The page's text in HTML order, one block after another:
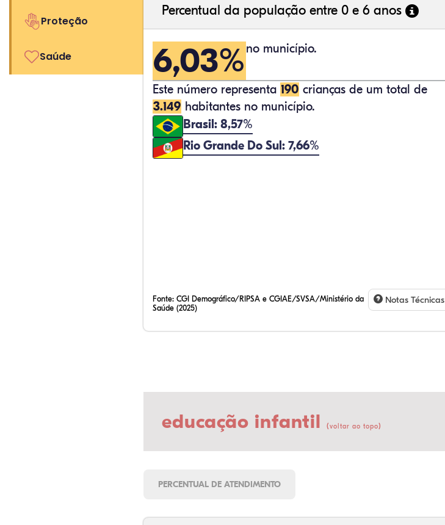
Proteção
Saúde
Percentual da população entre 0 e 6 anos
6,03% no município.
Este número representa 190 crianças de um total de
3.149 habitantes no município.
Brasil: 8,57%
Rio Grande Do Sul: 7,66%
Fonte: CGI Demográfico/RIPSA e CGIAE/SVSA/Ministério da
Saúde (2025)
Notas Técnicas
educação infantil (voltar ao topo)
PERCENTUAL DE ATENDIMENTO